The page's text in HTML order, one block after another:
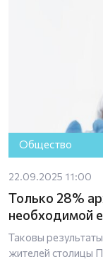
Общество
22.09.2025 11:00
Только 28%
необходимой
Таковы
жителей столицы